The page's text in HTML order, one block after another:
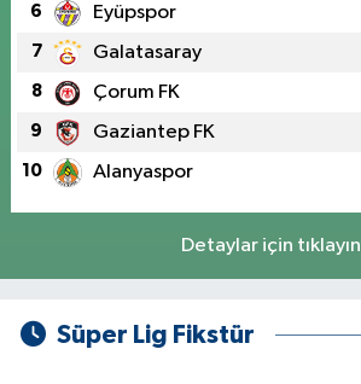
6 Eyüpspor
7 Galatasaray
8 Çorum FK
9 Gaziantep FK
10 Alanyaspor
Detaylar için tıklayın
Süper Lig Fikstür